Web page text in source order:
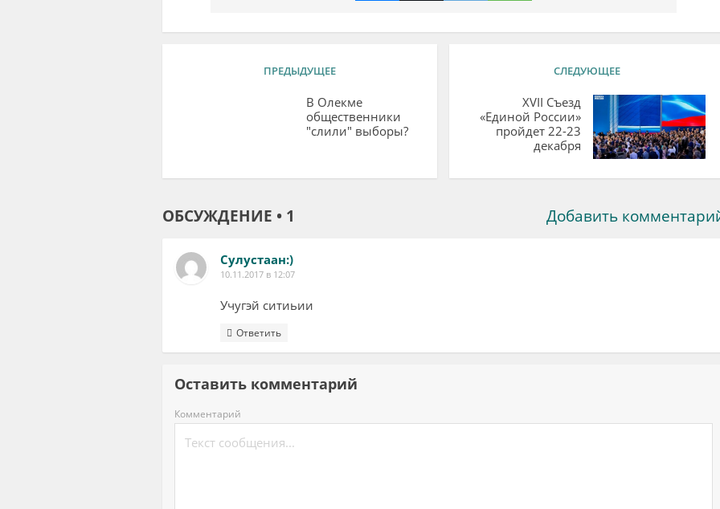
ПРЕДЫДУЩЕЕ
В Олекме
общественники
"слили" выборы?
СЛЕДУЮЩЕЕ
XVII Съезд
«Единой России»
пройдет 22-23
декабря
ОБСУЖДЕНИЕ • 1 Добавить
Сулустаан:)
10.11.2017 в 12:07
Учугэй ситиьии
Ответить
Оставить комментарий
Комментарий